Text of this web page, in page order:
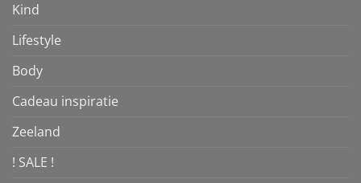
Kind
Lifestyle
Body
Cadeau inspiratie
Zeeland
! SALE !